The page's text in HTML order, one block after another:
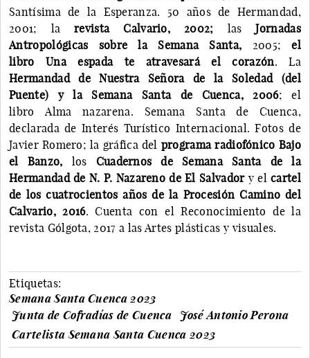
Santísima de la Esperanza. 50 años de Hermandad,
2001; la revista Calvario, 2002; lasJornadas
Antropológicas sobre la Semana Santa, 2005;el
libro Una espada te atravesará el corazón. La
Hermandad de Nuestra Señora de la Soledad (del
Puente)
y la Semana Santa de Cuenca, 2006; el
libro Alma nazarena. Semana Santa de Cuenca,
declarada de Interés Turístico Internacional. Fotos de
Javier Romero; la gráfica del programa radiofónico Bajo
el Banzo, los Cuadernos de Semana Santa de la
Hermandad de N. P. Nazareno de El Salvadory elcartel
de los cuatrocientos años de la Procesión Camino del
Calvario, 2016. Cuenta con el Reconocimiento de la
revista Gólgota, 2017 a las Artes plásticas y visuales.
Etiquetas:
Semana Santa Cuenca 2023
Junta de Cofradías de Cuenca
José Antonio Perona
Cartelista Semana Santa Cuenca 2023